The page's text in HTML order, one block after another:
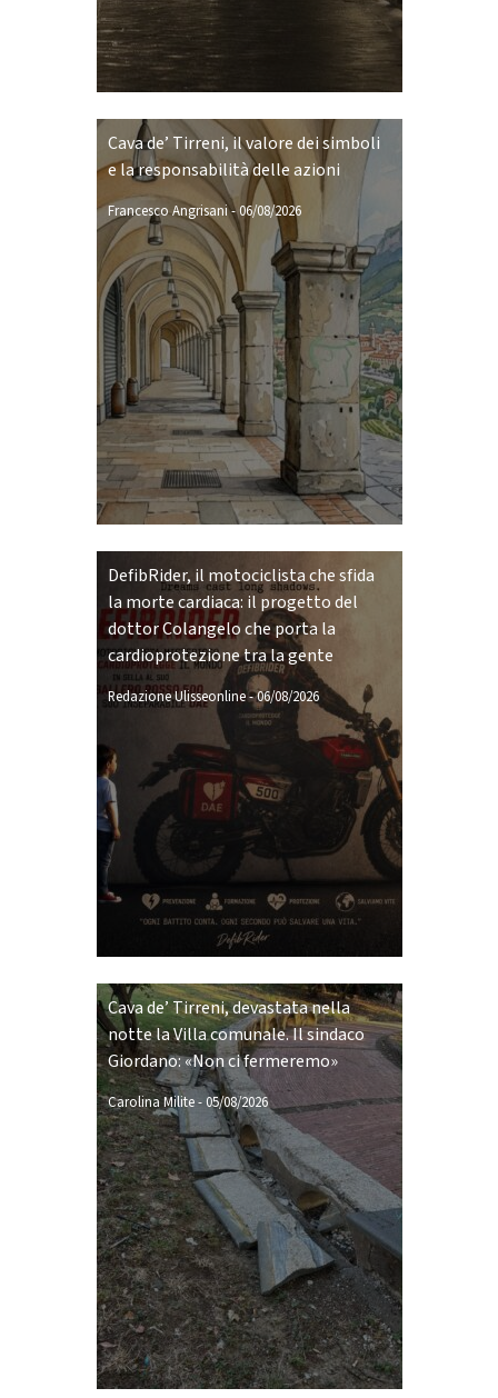
Cava de’ Tirreni, il valore dei simboli
e la responsabilità delle azioni
Francesco Angrisani-06/08/2026
DefibRider, il motociclista che sfida
la morte cardiaca: il progetto del
dottor Colangelo che porta la
cardioprotezione tra la gente
Redazione Ulisseonline-06/08/2026
Cava de’ Tirreni, devastata nella
notte la Villa comunale. Il sindaco
Giordano: «Non ci fermeremo»
Carolina Milite- 05/08/2026